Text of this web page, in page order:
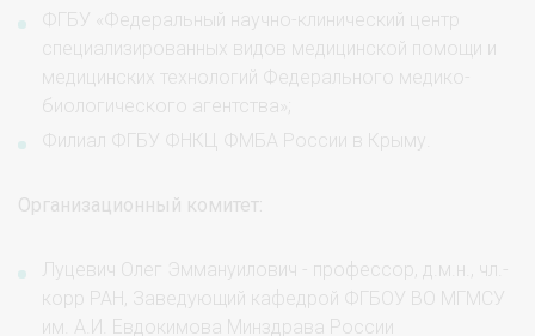
ФГБУ «Федеральный научно-клинический центр
специализированных видов медицинской помощи и
медицинских технологий Федерального медико-
биологического агентства»;
Филиал ФГБУ ФНКЦ ФМБА России в Крыму.
Организационный комитет:
Луцевич Олег Эммануилович - профессор, д.м.н., чл.-
корр РАН, Заведующий кафедрой ФГБОУ ВО МГМСУ
им. А.И. Евдокимова Минздрава России